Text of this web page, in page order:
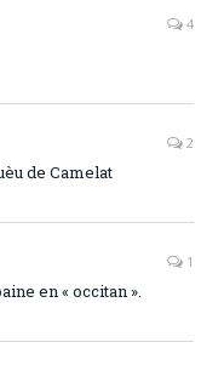
4
2
de Camelat
1
en « occitan ».